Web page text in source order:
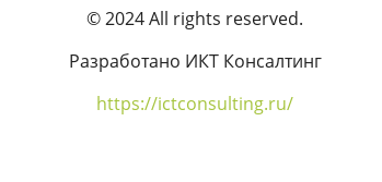
© 2024 All rights reserved.
Разработано ИКТ Консалтинг
https://ictconsulting.ru/